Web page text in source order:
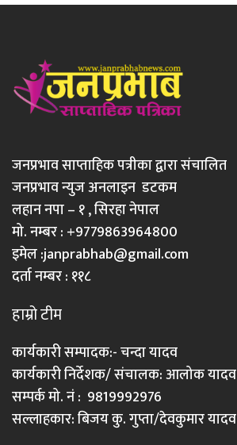
जनप्रभाव साप्ताहिक पत्रीका द्वारा संचालित
जनप्रभाव न्युज अनलाइन डटकम
लहान नपा – १ , सिरहा नेपाल
मो. नम्बर : +9779863964800
इमेल :janprabhab@gmail.com
दर्ता नम्बर : ११८
हाम्रो टीम
कार्यकारी सम्पादक:- चन्दा यादव
कार्यकारी निर्देशक/ संचालक: आलोक यादव
सम्पर्क मो. नं : 9819992976
सल्लाहकार: बिजय कु. गुप्ता/देवकुमार यादव